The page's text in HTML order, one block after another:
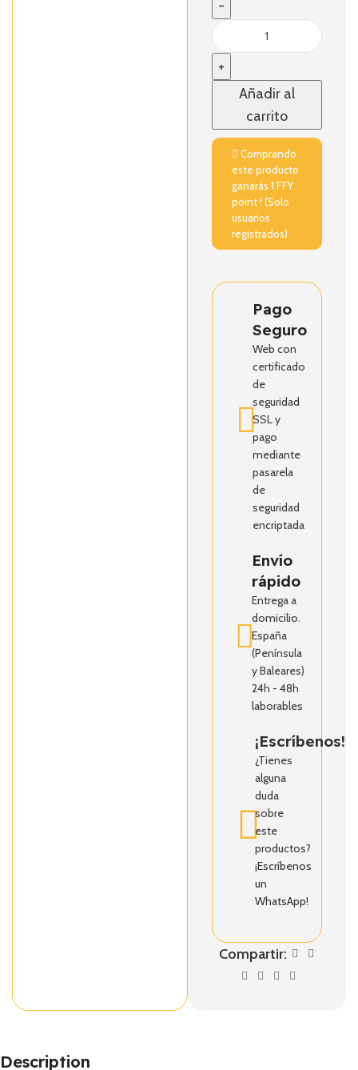
Añadir al
carrito
Comprando
este producto
ganarás1FFY
point ! (Solo
usuarios
registrados)
Pago
Seguro
Web con
certificado
de
seguridad
SSL y
pago
mediante
pasarela
de
seguridad
encriptada
Envío
rápido
Entrega a
domicilio.
España
(Península
y Baleares)
24h - 48h
laborables
¡Escríbenos!
¿Tienes
alguna
duda
sobre
este
productos?
¡Escríbenos
un
WhatsApp!
Compartir:
Description